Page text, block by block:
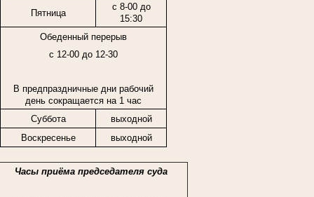
Пятница
с 8-00 до
15:30
Обеденный перерыв
с 12-00 до 12-30
В предпраздничные дни рабочий
день сокращается на 1 час
Суббота
выходной
Воскресенье
выходной
Часы приёма председателя суда